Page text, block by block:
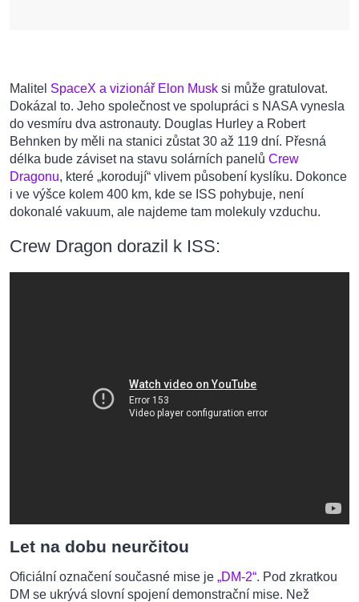
Malitel SpaceX a vizionář Elon Musk si může gratulovat.
Dokázal to. Jeho společnost ve spolupráci s NASA vynesla
do vesmíru dva astronauty. Douglas Hurley a Robert
Behnken by měli na stanici zůstat 30 až 119 dní. Přesná
délka bude záviset na stavu solárních panelů Crew
Dragonu, které „korodují“ vlivem působení kyslíku. Dokonce
i ve výšce kolem 400 km, kde se ISS pohybuje, není
dokonalé vakuum, ale najdeme tam molekuly vzduchu.
Crew Dragon dorazil k ISS:
Let na dobu neurčitou
Oficiální označení současné mise je „DM-2“. Pod zkratkou
DM se ukrývá slovní spojení demonstrační mise. Než